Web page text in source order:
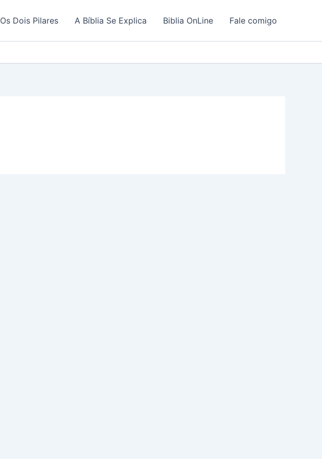
Os Dois Pilares A Bíblia Se Explica Biblia OnLine Fale comigo